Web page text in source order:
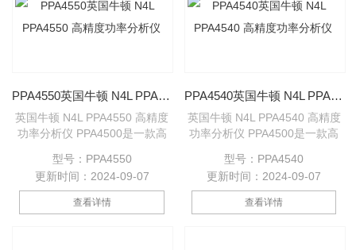
PPA4550英国牛顿 N4L PPA4550 高精度功率分析仪
英国牛顿 N4L PPA4550 高精度
功率分析仪 PPA4500是一款高
如变压器损耗测试和PWM逆变
器电机分析等应用PPA4540
PPA4550 PPA4560
型号：PPA4550
更新时间：2024-09-07
查看详情
PPA4540英国牛顿 N4L PPA4540 高精度功率分析仪
英国牛顿 N4L PPA4540 高精度
功率分析仪 PPA4500是一款高
如变压器损耗测试和PWM逆变
器电机分析等应用PPA4540
PPA4550 PPA4560
型号：PPA4540
更新时间：2024-09-07
查看详情